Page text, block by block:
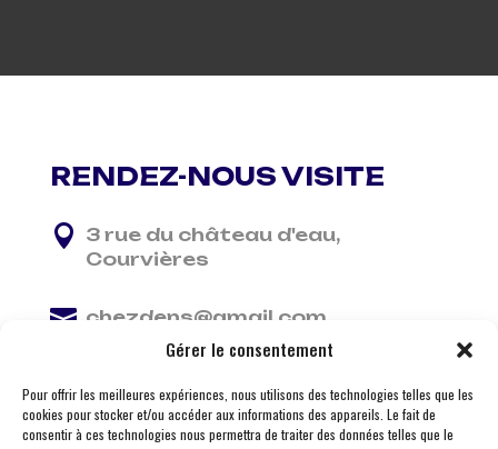
Gérer le consentement
Pour offrir les meilleures expériences, nous utilisons des technologies telles que les
cookies pour stocker et/ou accéder aux informations des appareils. Le fait de
consentir à ces technologies nous permettra de traiter des données telles que le
RENDEZ-NOUS VISITE
 3 rue du château d'eau,
Courvières
 chezdens@gmail.com